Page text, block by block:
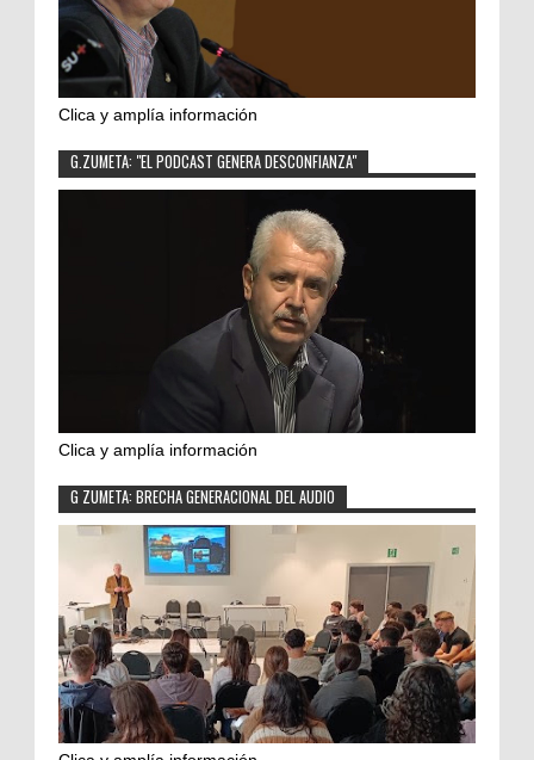
Clica y amplía información
G.ZUMETA: "EL PODCAST GENERA DESCONFIANZA"
Clica y amplía información
G ZUMETA: BRECHA GENERACIONAL DEL AUDIO